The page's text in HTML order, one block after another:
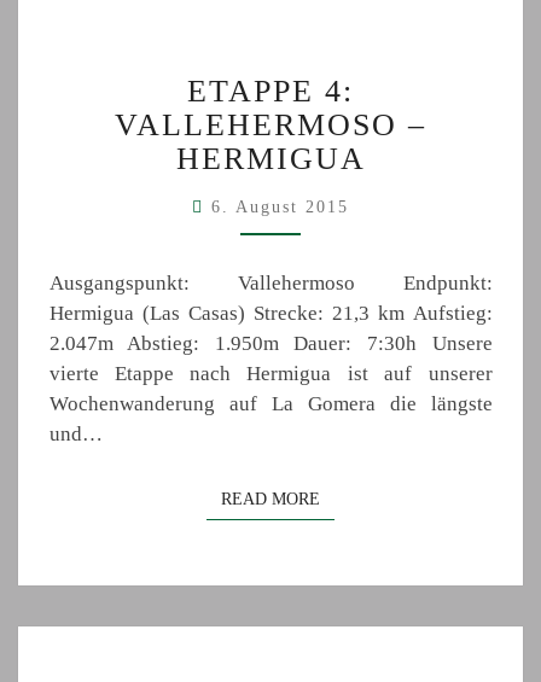
4:
VALLEHERMOSO
–
ETAPPE 4:
VALLEHERMOSO –
HERMIGUA
6. August 2015
Ausgangspunkt: Vallehermoso Endpunkt:
Hermigua (Las Casas) Strecke: 21,3 km Aufstieg:
2.047m Abstieg: 1.950m Dauer: 7:30h Unsere
vierte Etappe nach Hermigua ist auf unserer
Wochenwanderung auf La Gomera die längste
und…
READ MORE